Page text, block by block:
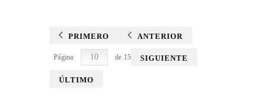
PRIMERO ANTERIOR
Página de 15 SIGUIENTE
ÚLTIMO